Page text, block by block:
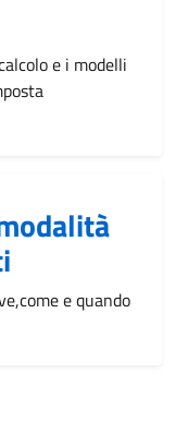
e i modelli
e quando